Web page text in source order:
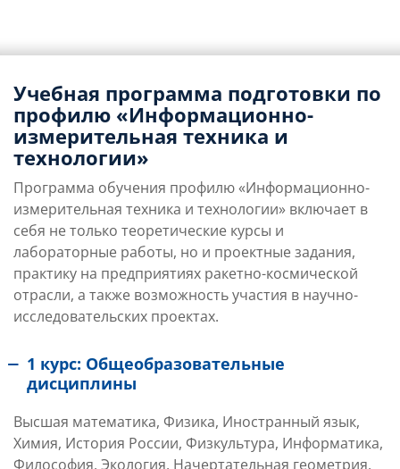
Учебная программа подготовки по
профилю «Информационно-
измерительная техника и
технологии»
Программа обучения профилю «Информационно-
измерительная техника и технологии» включает в
себя не только теоретические курсы и
лабораторные работы, но и проектные задания,
практику на предприятиях ракетно-космической
отрасли, а также возможность участия в научно-
исследовательских проектах.
1 курс: Общеобразовательные
дисциплины
Высшая математика, Физика, Иностранный язык,
Химия, История России, Физкультура, Информатика,
Философия, Экология, Начертательная геометрия,